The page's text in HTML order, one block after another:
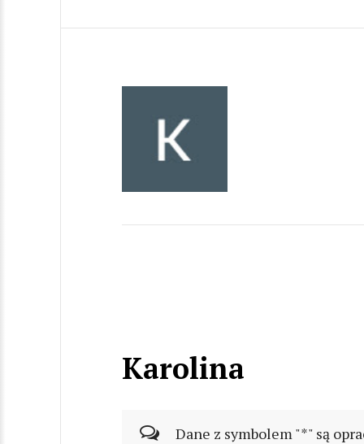
Karolina
Dane z symbolem "*" są